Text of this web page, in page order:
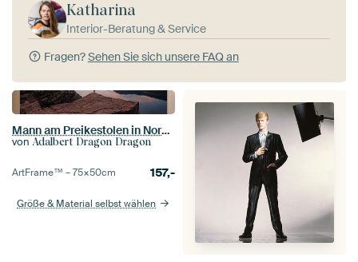
Katharina
Interior-Beratung & Service
Fragen?Sehen Sie sich unsere FAQ an
Mann am Preikestolen in Norwegen
von Adalbert Dragon Dragon
ArtFrame™ –75×50cm 157,-
Größe & Material selbst wählen